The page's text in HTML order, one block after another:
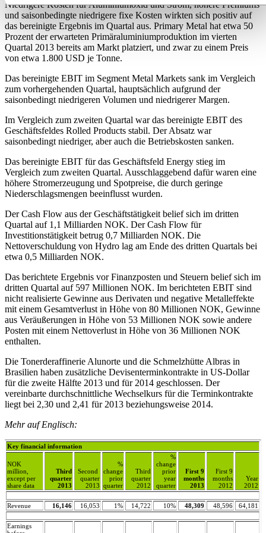
Niedrigere Kosten für Aluminiumoxid und Strom, höhere Premiums
und saisonbedingte niedrigere fixe Kosten wirkten sich positiv auf
das bereinigte Ergebnis im Quartal aus. Primary Metal hat etwa 50
Prozent der erwarteten Primäraluminiumproduktion im vierten
Quartal 2013 bereits am Markt platziert, und zwar zu einem Preis
von etwa 1.800 USD je Tonne.
Das bereinigte EBIT im Segment Metal Markets sank im Vergleich
zum vorhergehenden Quartal, hauptsächlich aufgrund der
saisonbedingt niedrigeren Volumen und niedrigerer Margen.
Im Vergleich zum zweiten Quartal war das bereinigte EBIT des
Geschäftsfeldes Rolled Products stabil. Der Absatz war
saisonbedingt niedriger, aber auch die Betriebskosten sanken.
Das bereinigte EBIT für das Geschäftsfeld Energy stieg im
Vergleich zum zweiten Quartal. Ausschlaggebend dafür waren eine
höhere Stromerzeugung und Spotpreise, die durch geringe
Niederschlagsmengen beeinflusst wurden.
Der Cash Flow aus der Geschäftstätigkeit belief sich im dritten
Quartal auf 1,1 Milliarden NOK. Der Cash Flow für
Investitionstätigkeit betrug 0,7 Milliarden NOK. Die
Nettoverschuldung von Hydro lag am Ende des dritten Quartals bei
etwa 0,5 Milliarden NOK.
Das berichtete Ergebnis vor Finanzposten und Steuern belief sich im
dritten Quartal auf 597 Millionen NOK. Im berichteten EBIT sind
nicht realisierte Gewinne aus Derivaten und negative Metalleffekte
mit einem Gesamtverlust in Höhe von 80 Millionen NOK, Gewinne
aus Veräußerungen in Höhe von 53 Millionen NOK sowie andere
Posten mit einem Nettoverlust in Höhe von 36 Millionen NOK
enthalten.
Die Tonerderaffinerie Alunorte und die Schmelzhütte Albras in
Brasilien haben zusätzliche Devisenterminkontrakte in US-Dollar
für die zweite Hälfte 2013 und für 2014 geschlossen. Der
vereinbarte durchschnittliche Wechselkurs für die Terminkontrakte
liegt bei 2,30 und 2,41 für 2013 beziehungsweise 2014.
Mehr auf Englisch:
Key financial information
NOK
million,
except per
share data
Third
quarter
2013
Second
quarter
2013
%
change
prior
quarter
Third
quarter
2012
%
change
prior
year
quarter
First 9
months
2013
First 9
months
2012
Year
2012
Revenue 16,146 16,053 1% 14,722 10% 48,309 48,596 64,181
Earnings